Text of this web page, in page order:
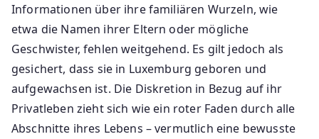
Informationen über ihre familiären Wurzeln, wie
etwa die Namen ihrer Eltern oder mögliche
Geschwister, fehlen weitgehend. Es gilt jedoch als
gesichert, dass sie in Luxemburg geboren und
aufgewachsen ist. Die Diskretion in Bezug auf ihr
Privatleben zieht sich wie ein roter Faden durch alle
Abschnitte ihres Lebens – vermutlich eine bewusste